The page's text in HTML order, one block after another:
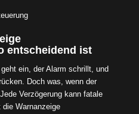
entscheidend ist
ein, der Alarm schrillt, und
Doch was, wenn der
Verzögerung kann fatale
Warnanzeige